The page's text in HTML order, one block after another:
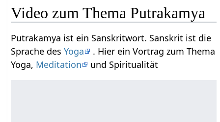
Video zum Thema Putrakamya
Putrakamya ist ein Sanskritwort. Sanskrit ist die
Sprache desYoga
. Hier ein Vortrag zum Thema
Yoga, Meditation und Spiritualität